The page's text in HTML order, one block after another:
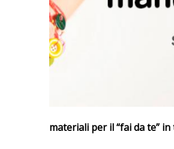
q
u
materiali per il “fai da te”